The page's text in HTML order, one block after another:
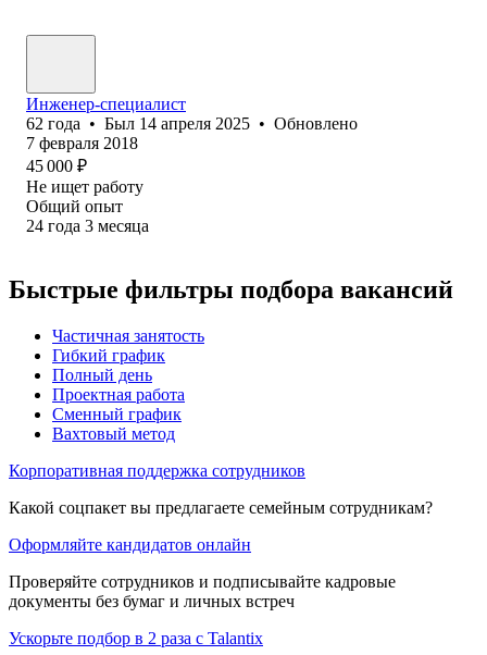
Инженер-специалист
62 года • Был 14 апреля 2025 • Обновлено
7 февраля 2018
45 000 ₽
Не ищет работу
Общий опыт
24 года 3 месяца
Быстрые фильтры подбора вакансий
Частичная занятость
Гибкий график
Полный день
Проектная работа
Сменный график
Вахтовый метод
Корпоративная поддержка сотрудников
Какой соцпакет вы предлагаете семейным сотрудникам?
Оформляйте кандидатов онлайн
Проверяйте сотрудников и подписывайте кадровые
документы без бумаг и личных встреч
Ускорьте подбор в 2 раза с Talantix